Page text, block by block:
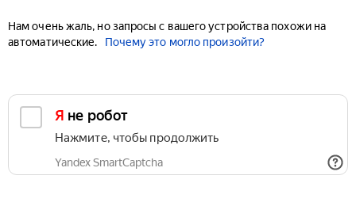
Нам очень жаль, но запросы с вашего устройства похожи на
автоматические.
Почему это могло произойти?
Я не робот
Нажмите, чтобы продолжить
Yandex SmartCaptcha